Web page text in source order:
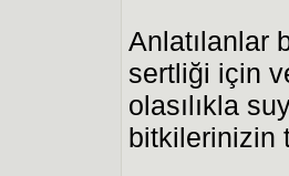
Anlatılanlar
sertliği için
olasılıkla
bitkilerinizin